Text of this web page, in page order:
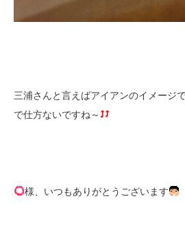
三浦さんと言えばアイアンのイメージ
で仕方ないですね～
様、いつもありがとうございます